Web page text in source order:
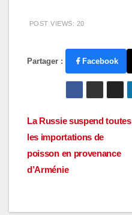
POST VIEWS: 20
Partager : Facebook
Navigation
de
l’article
La Russie suspend toutes
les importations de
poisson en provenance
d’Arménie